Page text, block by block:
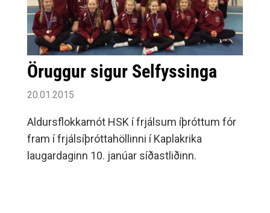
Öruggur sigur Selfyssinga
20.01.2015
Aldursflokkamót HSK í frjálsum íþróttum fór
fram í frjálsíþróttahöllinni í Kaplakrika
laugardaginn 10. janúar síðastliðinn.